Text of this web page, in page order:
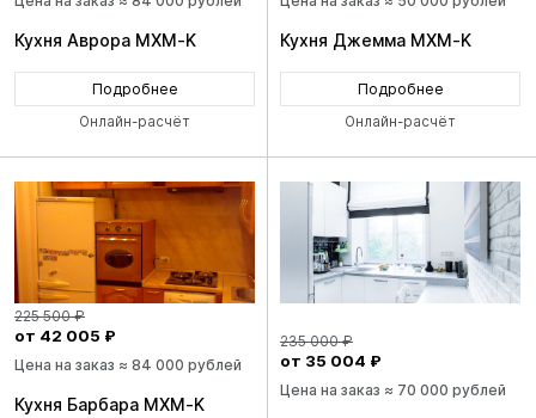
Кухня Аврора MXM-K
Подробнее
Онлайн-расчёт
Кухня Джемма MXM-K
Подробнее
Онлайн-расчёт
225 500 ₽
от 42 005 ₽
Цена на заказ ≈ 84 000 рублей
Кухня Барбара MXM-K
235 000 ₽
от 35 004 ₽
Цена на заказ ≈ 70 000 рублей